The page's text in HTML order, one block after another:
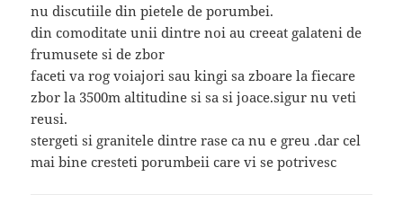
nu discutiile din pietele de porumbei.
din comoditate unii dintre noi au creeat galateni de
frumusete si de zbor
faceti va rog voiajori sau kingi sa zboare la fiecare
zbor la 3500m altitudine si sa si joace.sigur nu veti
reusi.
stergeti si granitele dintre rase ca nu e greu .dar cel
mai bine cresteti porumbeii care vi se potrivesc